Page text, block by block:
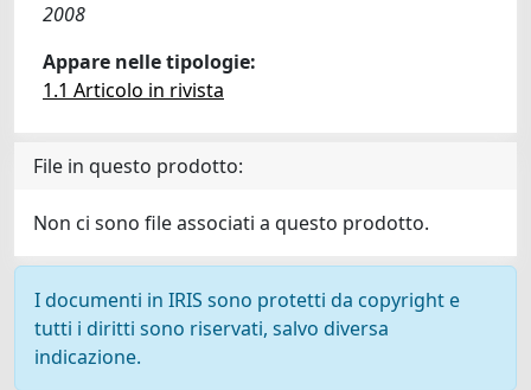
2008
Appare nelle tipologie:
1.1 Articolo in rivista
File in questo prodotto:
Non ci sono file associati a questo prodotto.
I documenti in IRIS sono protetti da copyright e
tutti i diritti sono riservati, salvo diversa
indicazione.